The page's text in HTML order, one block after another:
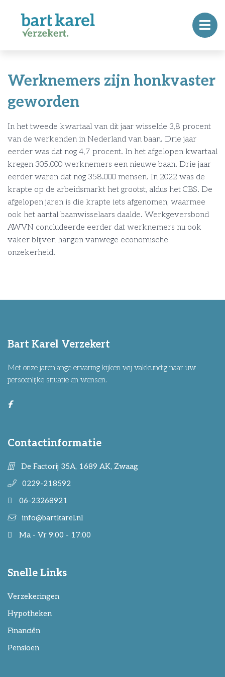
Werknemers zijn honkvaster
geworden
In het tweede kwartaal van dit jaar wisselde 3,8 procent
van de werkenden in Nederland van baan. Drie jaar
eerder was dat nog 4,7 procent. In het afgelopen kwartaal
kregen 305.000 werknemers een nieuwe baan. Drie jaar
eerder waren dat nog 358.000 mensen. In 2022 was de
krapte op de arbeidsmarkt het grootst, aldus het CBS. De
afgelopen jaren is die krapte iets afgenomen, waarmee
ook het aantal baanwisselaars daalde. Werkgeversbond
AWVN concludeerde eerder dat werknemers nu ook
vaker blijven hangen vanwege economische
onzekerheid.
Bart Karel Verzekert
Met onze jarenlange ervaring kijken wij vakkundig naar uw
persoonlijke situatie en wensen.
Contactinformatie
De Factorij 35A, 1689 AK, Zwaag
0229-218592
06-23268921
info@bartkarel.nl
Ma - Vr 9:00 - 17:00
Snelle Links
Verzekeringen
Hypotheken
Financiën
Pensioen